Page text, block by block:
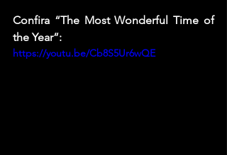
Confira “The Most Wonderful Time of
the Year”:
https://youtu.be/Cb8S5Ur6wQE